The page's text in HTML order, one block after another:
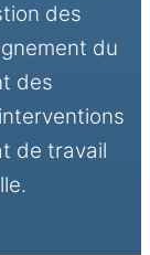
des
du
des
de travail